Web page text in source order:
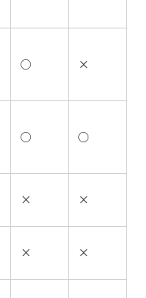
○ ×
○ ○
× ×
× ×